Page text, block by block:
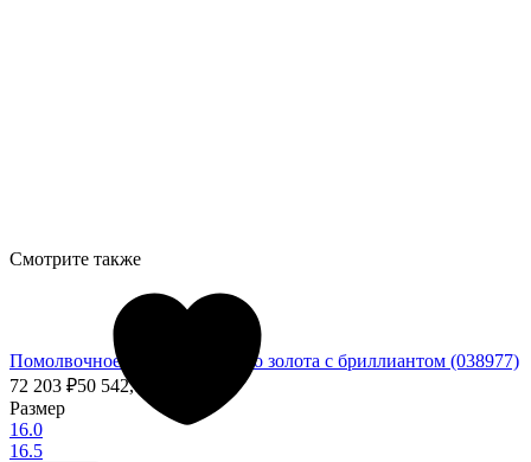
Помолвочное кольцо из белого золота с бриллиантом (038977)
72 203 ₽50 542,10
Размер
16.0
16.5
Смотрите также